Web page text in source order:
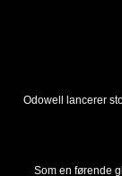
Odowell lancerer
Som en førende